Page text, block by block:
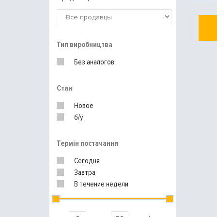
Тип виробництва
Без аналогов
Стан
Новое
б/у
Термін постачання
Сегодня
Завтра
В течение недели